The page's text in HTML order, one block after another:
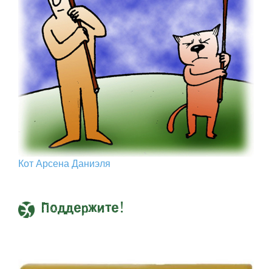
Кот Арcена Даниэля
Поддержите!